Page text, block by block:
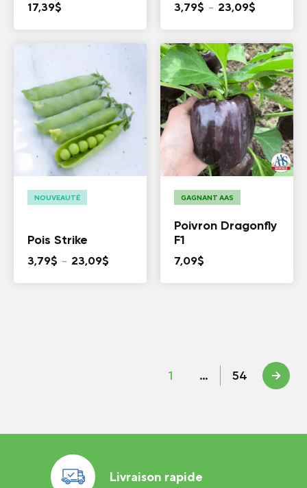
17,39$ 3,79$ – 23,09$
3,79$
à
23,09$
NOUVEAUTÉ
Pois Strike
3,79$ – 23,09$
GAGNANT AAS
Poivron Dragonfly
F1
7,09$
1 … 54 →
Livraison rapide